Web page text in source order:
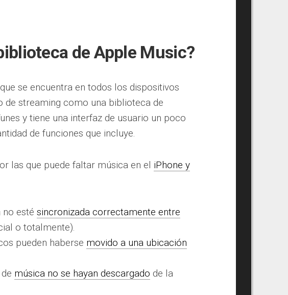
de Apple Music?
se encuentra en todos los dispositivos
de streaming como una biblioteca de
y tiene una interfaz de usuario un poco
de funciones que incluye.
las que puede faltar música en el iPhone y
esté sincronizada correctamente entre
o totalmente).
pueden haberse movido a una ubicación
música no se hayan descargado de la